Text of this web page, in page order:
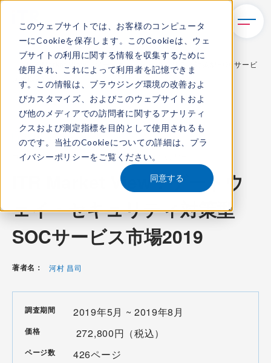
このウェブサイトでは、お客様のコンピュータ
ーにCookieを保存します。このCookieは、ウェ
ブサイトの利用に関する情報を収集するために
使用され、これによって利用者を記憶できま
す。この情報は、ブラウジング環境の改善およ
びカスタマイズ、およびこのウェブサイトおよ
び他のメディアでの訪問者に関するアナリティ
クスおよび測定指標を目的として使用されるも
のです。当社のCookieについての詳細は、 プラ
イバシーポリシーをご覧ください。
同意する
TOP
レポート・ライブラリ
ITR Market View：ゲートウェイ・セキュリティ対策型SOCサービ
ス市場2019
ITR Market View
コンテンツ番号：M-19001500発刊日：2019年10月24日
ITR Market View：ゲートウ
ェイ・セキュリティ対策型
SOCサービス市場2019
著者名： 河村 昌司
調査期間 2019年5月 ~ 2019年8月
価格 272,800円（税込）
ページ数 426ページ